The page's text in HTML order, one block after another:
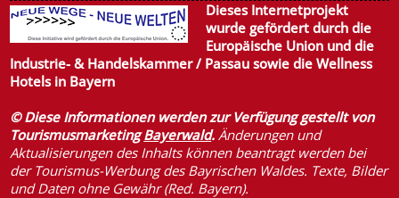
Dieses Internetprojekt
wurde gefördert durch die
Europäische Union und die
Industrie- & Handelskammer / Passau sowie dieWellness
Hotels in Bayern
© Diese Informationen werden zur Verfügung gestellt von
TourismusmarketingBayerwald. Änderungen und
Aktualisierungen des Inhalts können beantragt werden bei
der Tourismus-Werbung des Bayrischen Waldes. Texte, Bilder
und Daten ohne Gewähr (Red. Bayern).